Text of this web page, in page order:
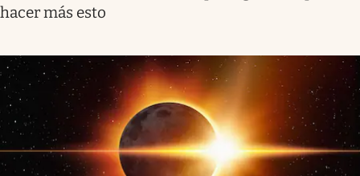
hacer más esto